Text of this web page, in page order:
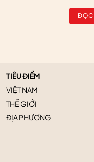
ĐỌC
TIÊU ĐIỂM
VIỆT NAM
THẾ GIỚI
ĐỊA PHƯƠNG